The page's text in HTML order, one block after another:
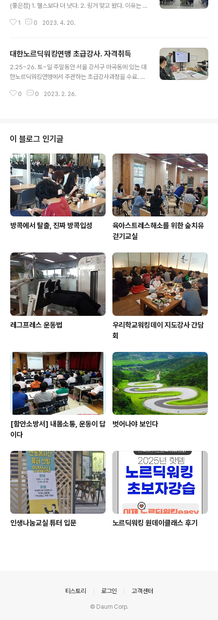
{좋은점} 1. 헬스보다 더 낫다. 2. 링거 맞고 왔다. 이유는 좋
까지 기간을 연장해 달라. 2. 햇빛가리개 얼굴마스크 구입
의미 있지만 더 중요한 것은 질적인 변화다.
1 0 2023. 4. 20.
대한노르딕워킹연맹 초급강사. 자격취득
2.25~26. 토~일 주말동안 서울 강서구 마곡동에 있는 대
한노르딕워킹연맹에서 주관하는 초급강사과정을 수료. 이
basic instructor 자격증을 취득했다. 앞으로 다양한 부
0 0 2023. 2. 26.
이 블로그 인기글
방콕에서 탈출, 진짜 방콕입성
육아스트레스해소를 위한 숲치유
걷기교실
레그프레스 운동법
우리학교워킹데이 지도강사 간담
회
[함안소방서] 내몸소통, 운동이 답
이다
벗어나야 보인다
인생나눔교실 튜터 입문 노르딕워킹 원데이클래스 후기
티스토리 로그인 고객센터
© Daum Corp.